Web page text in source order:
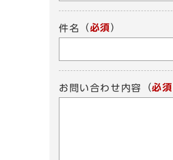
件名 （必須）
お問い合わせ内容 （必須